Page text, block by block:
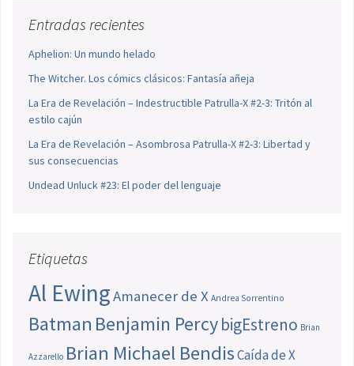
Entradas recientes
Aphelion: Un mundo helado
The Witcher. Los cómics clásicos: Fantasía añeja
La Era de Revelación – Indestructible Patrulla-X #2-3: Tritón al
estilo cajún
La Era de Revelación – Asombrosa Patrulla-X #2-3: Libertad y
sus consecuencias
Undead Unluck #23: El poder del lenguaje
Etiquetas
Al EwingAmanecer de X Andrea Sorrentino
Batman Benjamin PercybigEstreno Brian
Azzarello Brian Michael BendisCaída de X